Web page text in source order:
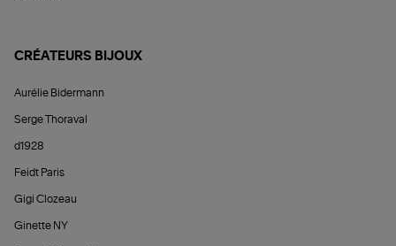
CRÉATEURS BIJOUX
Aurélie Bidermann
Serge Thoraval
d1928
Feidt Paris
Gigi Clozeau
Ginette NY